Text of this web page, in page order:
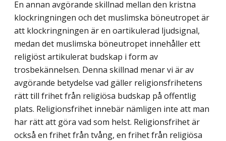
En annan avgörande skillnad mellan den kristna
klockringningen och det muslimska böneutropet är
att klockringningen är en oartikulerad ljudsignal,
medan det muslimska böneutropet innehåller ett
religiöst artikulerat budskap i form av
trosbekännelsen. Denna skillnad menar vi är av
avgörande betydelse vad gäller religionsfrihetens
rätt till frihet från religiösa budskap på offentlig
plats. Religionsfrihet innebär nämligen inte att man
har rätt att göra vad som helst. Religionsfrihet är
också en frihet från tvång, en frihet från religiösa